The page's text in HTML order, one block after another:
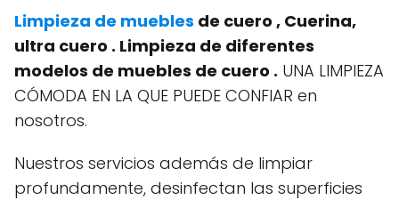
Limpieza de muebles de cuero , Cuerina,
ultra cuero . Limpieza de diferentes
modelos de muebles de cuero . UNA LIMPIEZA
CÓMODA EN LA QUE PUEDE CONFIAR en
nosotros.
Nuestros servicios además de limpiar
profundamente, desinfectan las superficies